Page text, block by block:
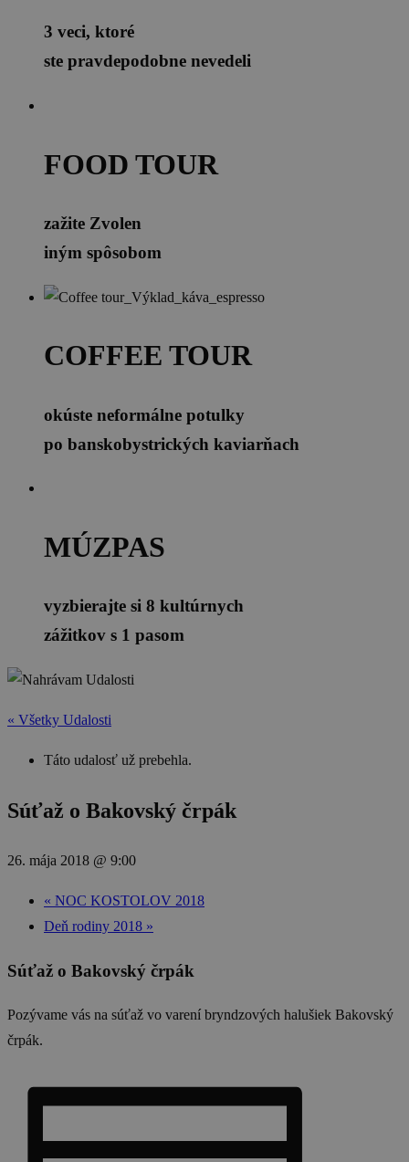
3 veci, ktoré
ste pravdepodobne nevedeli
FOOD TOUR
zažite Zvolen
iným spôsobom
COFFEE TOUR
okúste neformálne potulky
po banskobystrických kaviarňach
MÚZPAS
vyzbierajte si 8 kultúrnych
zážitkov s 1 pasom
« Všetky Udalosti
Táto udalosť už prebehla.
Súťaž o Bakovský črpák
26. mája 2018 @ 9:00
« NOC KOSTOLOV 2018
Deň rodiny 2018 »
Súťaž o Bakovský črpák
Pozývame vás na súťaž vo varení bryndzových halušiek Bakovský
črpák.